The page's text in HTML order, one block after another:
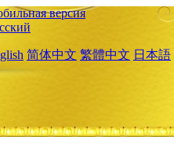
версия
简体中文 繁體中文 日本語